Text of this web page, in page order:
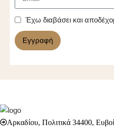
Έχω διαβάσει και
Εγγραφή
Αρκαδίου, Πολιτικά 34400,